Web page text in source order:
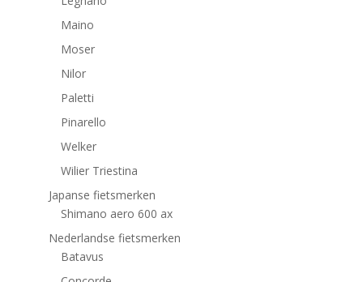
Maino
Moser
Nilor
Paletti
Pinarello
Welker
Wilier Triestina
Japanse fietsmerken
Shimano aero 600 ax
Nederlandse fietsmerken
Batavus